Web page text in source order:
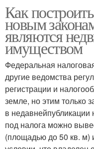
Как
новым
являются
имуществом
Федеральная
другие ведомства
регистрации и
земле, но этим только
в недавнейпубликации
под налога можно
(площадью до 50 кв.